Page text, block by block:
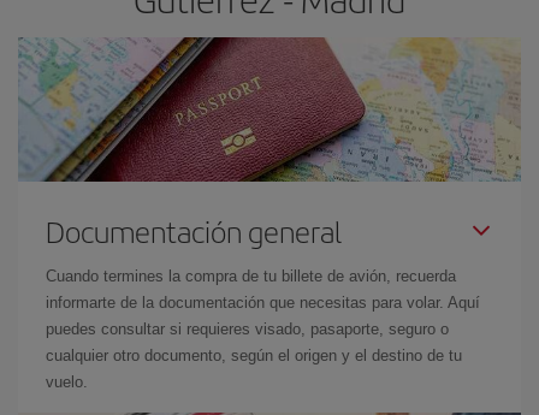
Documentación general
Cuando termines la compra de tu billete de avión, recuerda
informarte de la documentación que necesitas para volar. Aquí
puedes consultar si requieres visado, pasaporte, seguro o
cualquier otro documento, según el origen y el destino de tu
vuelo.